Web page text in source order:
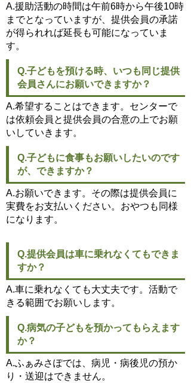
A.援助活動の時間は午前6時から午後10時
までとなっていますが、提供会員の承諾
が得られれば延長も可能になっていま
す。
Q.子どもを預ける時、いつも同じ提供
会員さんにお願いできますか？
A.希望することはできます。センターで
は依頼会員と提供会員の合意の上でお願
いしていきます。
Q.子どもに食事もお願いしたいのです
が、できますか？
A.お願いできます。その際は提供会員に
実費をお支払いください。おやつも同様
になります。
Q.提供会員は車に乗れなくてもできま
すか？
A.車に乗れなくても大丈夫です。活動で
きる範囲でお願いします。
Q.病気の子どもを預かってもらえます
か？
A.ふぁみさぽでは、病児・病後児の預か
り・送迎はできません。